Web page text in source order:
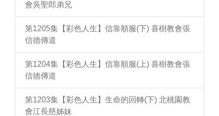
會吳聖郎弟兄
第1205集【彩色人生】信靠順服(下) 喜樹教會張
信德傳道
第1204集【彩色人生】信靠順服(上) 喜樹教會張
信德傳道
第1203集【彩色人生】生命的回轉(下) 北桃園教
會江長慈姊妹